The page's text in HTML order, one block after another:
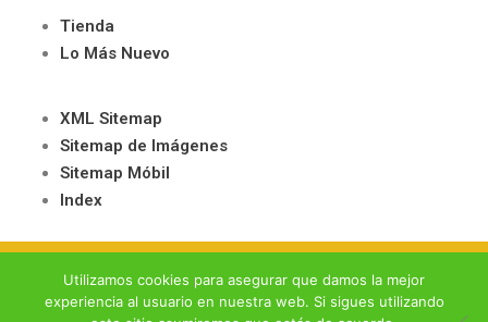
Tienda
Lo Más Nuevo
XML Sitemap
Sitemap de Imágenes
Sitemap Móbil
Index
de Privacidad– Términos y Condiciones
Utilizamos cookies para asegurar que damos la mejor
experiencia al usuario en nuestra web. Si sigues utilizando